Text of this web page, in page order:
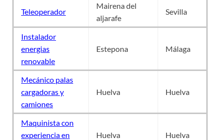
Teleoperador
Mairena del
aljarafe
Sevilla
Instalador
energias
renovable
Estepona Málaga
Mecánico palas
cargadoras y
camiones
Huelva Huelva
Maquinista con
experiencia en
Huelva Huelva